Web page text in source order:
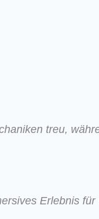
treu,
Erlebnis